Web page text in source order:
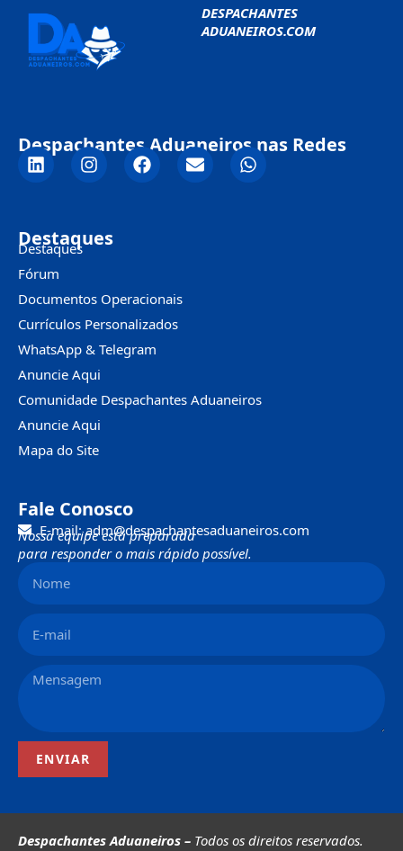
DESPACHANTES
ADUANEIROS.COM
Despachantes Aduaneiros nas Redes
Destaques
Destaques
Fórum
Documentos Operacionais
Currículos Personalizados
WhatsApp & Telegram
Anuncie Aqui
Comunidade Despachantes Aduaneiros
Anuncie Aqui
Mapa do Site
Fale Conosco
E-mail: adm@despachantesaduaneiros.com
Nossa equipe está preparada
para responder o mais rápido possível.
ENVIAR
Despachantes Aduaneiros – Todos os direitos reservados.